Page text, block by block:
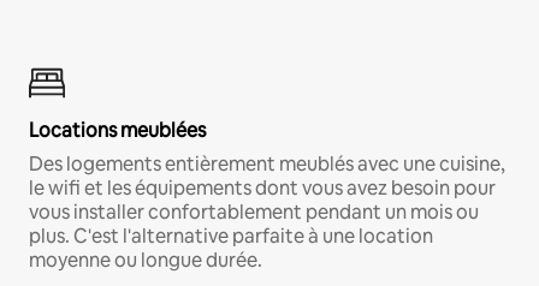
Locations meublées
Des logements entièrement meublés avec une cuisine,
le wifi et les équipements dont vous avez besoin pour
vous installer confortablement pendant un mois ou
plus. C'est l'alternative parfaite à une location
moyenne ou longue durée.